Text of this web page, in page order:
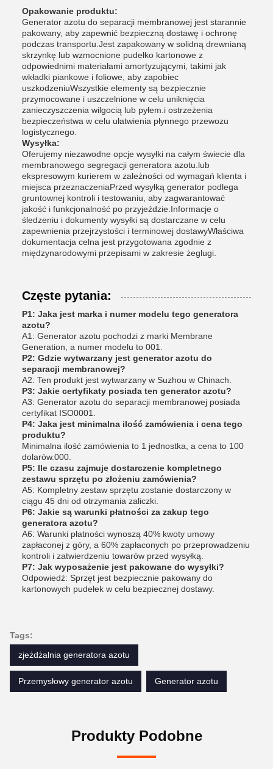
Opakowanie produktu:
Generator azotu do separacji membranowej jest starannie
pakowany, aby zapewnić bezpieczną dostawę i ochronę
podczas transportu.Jest zapakowany w solidną drewnianą
skrzynkę lub wzmocnione pudełko kartonowe z
odpowiednimi materiałami amortyzującymi, takimi jak
wkładki piankowe i foliowe, aby zapobiec
uszkodzeniuWszystkie elementy są bezpiecznie
przymocowane i uszczelnione w celu uniknięcia
zanieczyszczenia wilgocią lub pyłem.i ostrzeżenia
bezpieczeństwa w celu ułatwienia płynnego przewozu
logistycznego.
Wysyłka:
Oferujemy niezawodne opcje wysyłki na całym świecie dla
membranowego segregacji generatora azotu.lub
ekspresowym kurierem w zależności od wymagań klienta i
miejsca przeznaczeniaPrzed wysyłką generator podlega
gruntownej kontroli i testowaniu, aby zagwarantować
jakość i funkcjonalność po przyjeździe.Informacje o
śledzeniu i dokumenty wysyłki są dostarczane w celu
zapewnienia przejrzystości i terminowej dostawyWłaściwa
dokumentacja celna jest przygotowana zgodnie z
międzynarodowymi przepisami w zakresie żeglugi.
Częste pytania:
P1: Jaka jest marka i numer modelu tego generatora
azotu?
A1: Generator azotu pochodzi z marki Membrane
Generation, a numer modelu to 001.
P2: Gdzie wytwarzany jest generator azotu do
separacji membranowej?
A2: Ten produkt jest wytwarzany w Suzhou w Chinach.
P3: Jakie certyfikaty posiada ten generator azotu?
A3: Generator azotu do separacji membranowej posiada
certyfikat ISO0001.
P4: Jaka jest minimalna ilość zamówienia i cena tego
produktu?
Minimalna ilość zamówienia to 1 jednostka, a cena to 100
dolarów.000.
P5: Ile czasu zajmuje dostarczenie kompletnego
zestawu sprzętu po złożeniu zamówienia?
A5: Kompletny zestaw sprzętu zostanie dostarczony w
ciągu 45 dni od otrzymania zaliczki.
P6: Jakie są warunki płatności za zakup tego
generatora azotu?
A6: Warunki płatności wynoszą 40% kwoty umowy
zapłaconej z góry, a 60% zapłaconych po przeprowadzeniu
kontroli i zatwierdzeniu towarów przed wysyłką.
P7: Jak wyposażenie jest pakowane do wysyłki?
Odpowiedź: Sprzęt jest bezpiecznie pakowany do
kartonowych pudełek w celu bezpiecznej dostawy.
Tags:
zjeżdżalnia generatora azotu
Przemysłowy generator azotu Generator azotu
Produkty Podobne